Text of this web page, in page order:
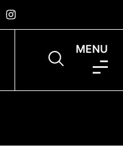
MENU